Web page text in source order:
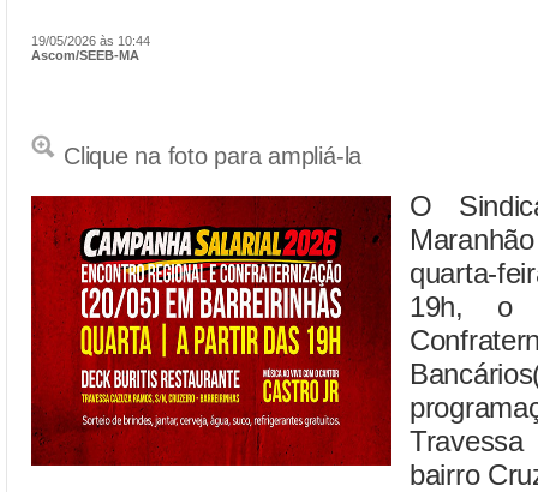
19/05/2026 às 10:44
Ascom/SEEB-MA
Clique na foto para ampliá-la
O
quarta-
19h, o
bairro